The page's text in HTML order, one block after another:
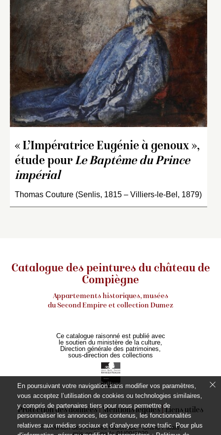
« L’Impératrice Eugénie à genoux »,
étude pour Le Baptême du Prince
impérial
Thomas Couture (Senlis, 1815 – Villiers-le-Bel, 1879)
Catalogue des peintures du château de
Compiègne
Appartements historiques, musées
du Second Empire et collection Dumez
Ce catalogue raisonné est publié avec
le soutien du ministère de la culture,
Direction générale des patrimoines,
sous-direction des collections
Protection des données Mentions légales Liens utiles
© Réunion des musées nationaux - Grand Palais,
En poursuivant votre navigation sans modifier vos paramètres,
vous acceptez l’utilisation de cookies ou technologies similaires,
y compris de partenaires tiers pour nous permettre de
personnaliser les annonces, les contenus, les fonctionnalités
relatives aux médias sociaux et d’analyser notre trafic. Pour plus